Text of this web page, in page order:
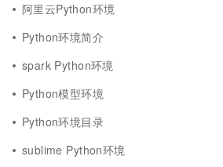
阿里云Python环境
Python环境简介
spark Python环境
Python模型环境
Python环境目录
sublime Python环境